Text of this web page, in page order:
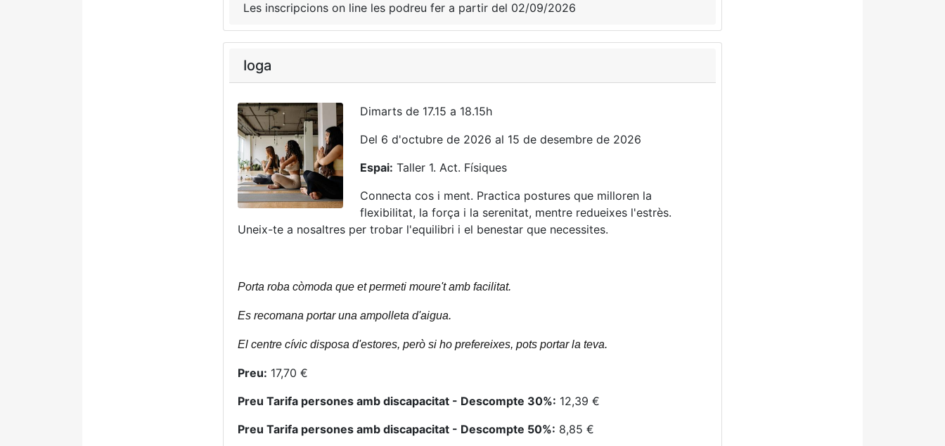
Les inscripcions on line les podreu fer a partir del 02/09/2026
Ioga
Dimarts de 17.15 a 18.15h
Del 6 d'octubre de 2026 al 15 de desembre de 2026
Espai: Taller 1. Act. Físiques
Connecta cos i ment. Practica postures que milloren la
flexibilitat, la força i la serenitat, mentre redueixes l'estrès.
Uneix-te a nosaltres per trobar l'equilibri i el benestar que necessites.
Porta roba còmoda que et permeti moure't amb facilitat.
Es recomana portar una ampolleta d'aigua.
El centre cívic disposa d'estores, però si ho prefereixes, pots portar la teva.
Preu: 17,70 €
Preu Tarifa persones amb discapacitat - Descompte 30%: 12,39 €
Preu Tarifa persones amb discapacitat - Descompte 50%: 8,85 €